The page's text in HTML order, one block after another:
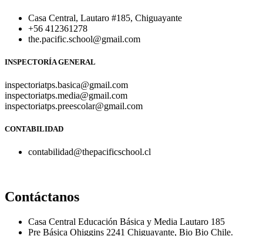
Casa Central, Lautaro #185, Chiguayante
+56 412361278
the.pacific.school@gmail.com
INSPECTORÍA GENERAL
inspectoriatps.basica@gmail.com
inspectoriatps.media@gmail.com
inspectoriatps.preescolar@gmail.com
CONTABILIDAD
contabilidad@thepacificschool.cl
Contáctanos
Casa Central Educación Básica y Media Lautaro 185
Pre Básica Ohiggins 2241 Chiguayante, Bio Bio Chile.